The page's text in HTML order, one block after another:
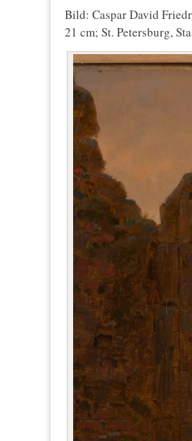
Bild: Caspar David
21 cm; St. Petersburg,